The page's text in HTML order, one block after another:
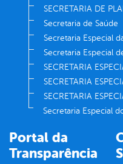
SECRETARIA DE
Secretaria de Saúde
Secretaria Especial
Secretaria Especial
SECRETARIA
SECRETARIA
SECRETARIA
Secretaria Especial
Portal da
Transparência